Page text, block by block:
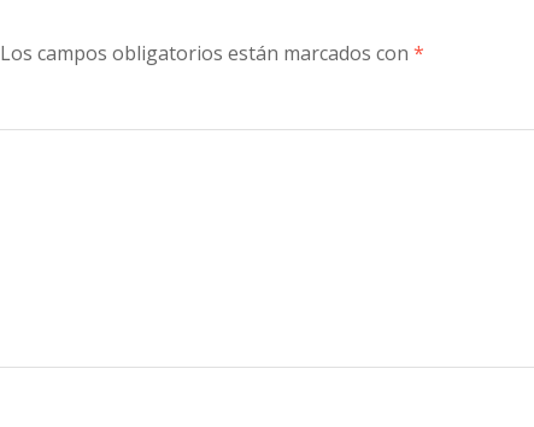
Los campos obligatorios están marcados con *